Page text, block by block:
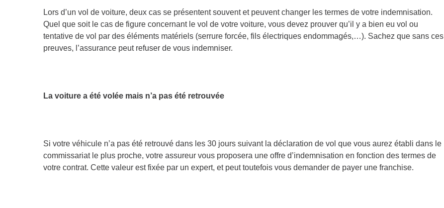
Lors d’un vol de voiture, deux cas se présentent souvent et peuvent changer les termes de votre indemnisation.
Quel que soit le cas de figure concernant le vol de votre voiture, vous devez prouver qu’il y a bien eu vol ou
tentative de vol par des éléments matériels (serrure forcée, fils électriques endommagés,…). Sachez que sans ces
preuves, l’assurance peut refuser de vous indemniser.
La voiture a été volée mais n’a pas été retrouvée
Si votre véhicule n’a pas été retrouvé dans les 30 jours suivant la déclaration de vol que vous aurez établi dans le
commissariat le plus proche, votre assureur vous proposera une offre d’indemnisation en fonction des termes de
votre contrat. Cette valeur est fixée par un expert, et peut toutefois vous demander de payer une franchise.